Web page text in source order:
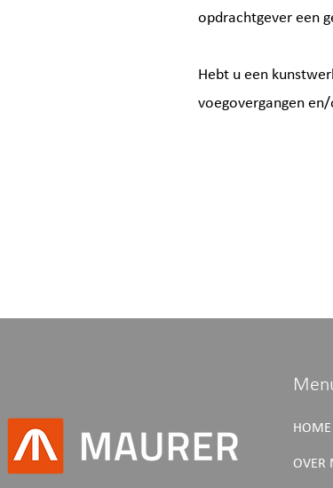
opdrachtgever een
Hebt u een
voegovergangen
HOME
OVER